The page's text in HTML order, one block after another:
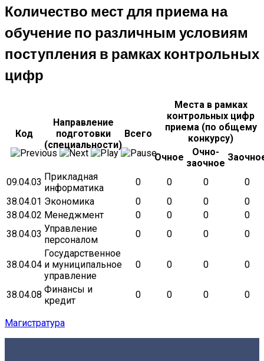
Количество мест для приема на
обучение по различным условиям
поступления в рамках контрольных
цифр
Код
Направление
подготовки
(специальности)
Всего
Места в рамках
контрольных цифр
приема (по общему
конкурсу)
Очное
Очно-
заочное
09.04.03 Прикладная
информатика
0 0 0
0
38.04.01 Экономика 0 0 0
0
38.04.02 Менеджмент 0 0 0
0
38.04.03 Управление
персоналом
0 0 0 0
38.04.04
Государственное
и муниципальное
управление
0 0 0 0
38.04.08 Финансы и
кредит
0 0 0 0
Магистратура